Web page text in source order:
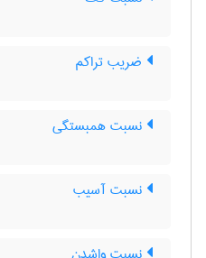
ضریب تراکم
نسبت همبستگی
نسبت آسیب